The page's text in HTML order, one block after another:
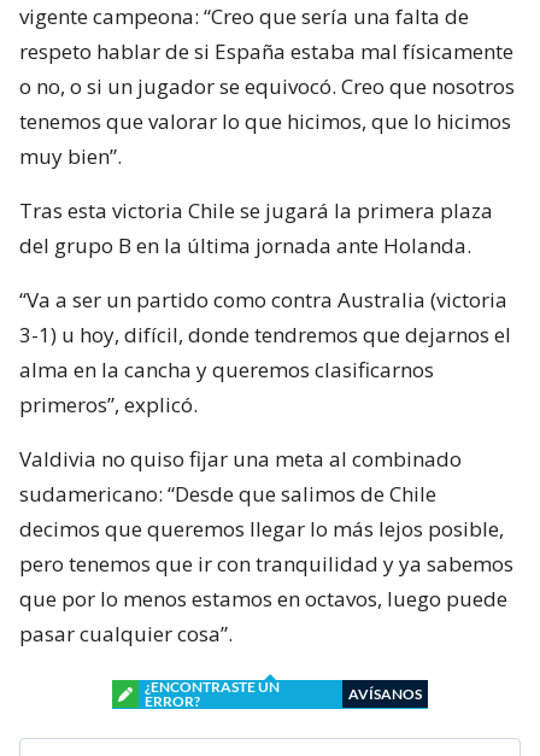
vigente campeona: “Creo que sería una falta de
respeto hablar de si España estaba mal físicamente
o no, o si un jugador se equivocó. Creo que nosotros
tenemos que valorar lo que hicimos, que lo hicimos
muy bien”.
Tras esta victoria Chile se jugará la primera plaza
del grupo B en la última jornada ante Holanda.
“Va a ser un partido como contra Australia (victoria
3-1) u hoy, difícil, donde tendremos que dejarnos el
alma en la cancha y queremos clasificarnos
primeros”, explicó.
Valdivia no quiso fijar una meta al combinado
sudamericano: “Desde que salimos de Chile
decimos que queremos llegar lo más lejos posible,
pero tenemos que ir con tranquilidad y ya sabemos
que por lo menos estamos en octavos, luego puede
pasar cualquier cosa”.
¿ENCONTRASTE UN
ERROR?
AVÍSANOS